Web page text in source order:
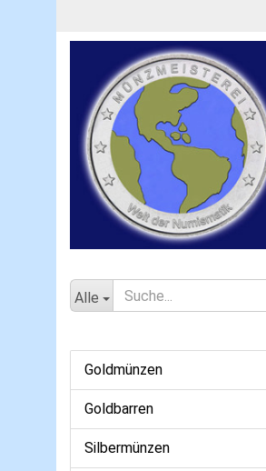
Alle
Goldmünzen
Goldbarren
Silbermünzen